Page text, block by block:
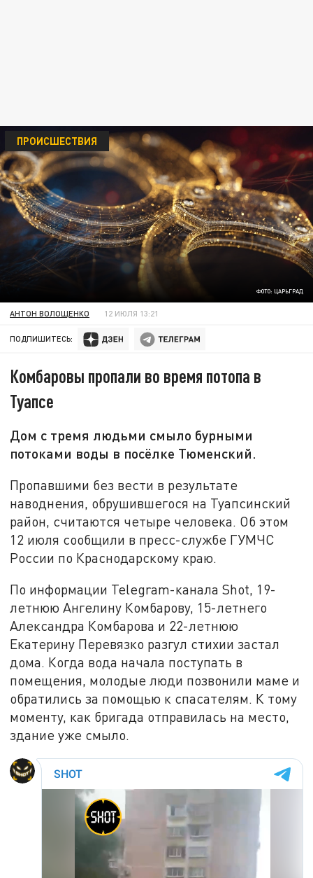
ФОТО: ЦАРЬГРАД
ПРОИСШЕСТВИЯ
АНТОН ВОЛОЩЕНКО 12 ИЮЛЯ 13:21
ПОДПИШИТЕСЬ:
Комбаровы пропали во время потопа в
Туапсе
Дом с тремя людьми смыло бурными
потоками воды в посёлке Тюменский.
Пропавшими без вести в результате
наводнения, обрушившегося на Туапсинский
район, считаются четыре человека. Об этом
12 июля сообщили в пресс-службе ГУМЧС
России по Краснодарскому краю.
По информации Telegram-канала Shot, 19-
летнюю Ангелину Комбарову, 15-летнего
Александра Комбарова и 22-летнюю
Екатерину Перевязко разгул стихии застал
дома. Когда вода начала поступать в
помещения, молодые люди позвонили маме и
обратились за помощью к спасателям. К тому
моменту, как бригада отправилась на место,
здание уже смыло.